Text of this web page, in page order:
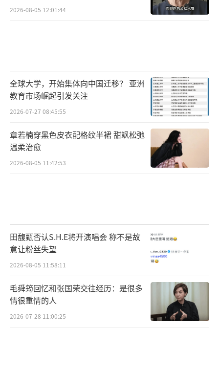
2026-08-05 12:01:44
全球大学，开始集体向中国迁移？ 亚洲
教育市场崛起引发关注
2026-07-27 08:45:55
章若楠穿黑色皮衣配格纹半裙 甜飒松弛
温柔治愈
2026-08-05 11:42:53
田馥甄否认S.H.E将开演唱会 称不是故
意让粉丝失望
2026-08-05 11:58:11
毛舜筠回忆和张国荣交往经历：是很多
情很重情的人
2026-07-28 11:00:25